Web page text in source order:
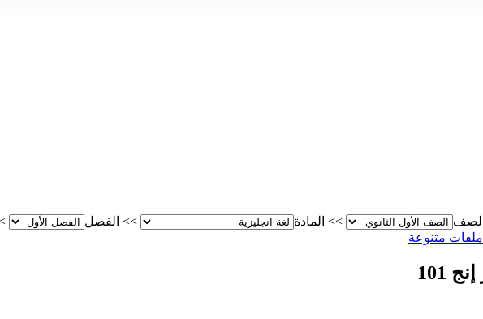
الصف >> المادة >> الفصل
ملفات متنوعة